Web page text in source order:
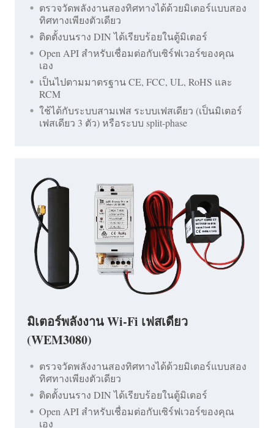
ตรวจวัดพลังงานสองทิศทางได้ด้วยมิเตอร์แบบสอง
ทิศทางเพียงตัวเดียว
ติดตั้งบนราง DIN ได้เรียบร้อยในตู้มิเตอร์
Open API สำหรับเชื่อมต่อกับเซิร์ฟเวอร์ของคุณ
เอง
เป็นไปตามมาตรฐาน CE, FCC, UL, RoHS และ
RCM
ใช้ได้กับระบบสามเฟส ระบบเฟสเดียว (เป็นมิเตอร์
เฟสเดียว 3 ตัว) หรือระบบ split-phase
มิเตอร์พลังงาน Wi-Fi เฟสเดียว
(WEM3080)
ตรวจวัดพลังงานสองทิศทางได้ด้วยมิเตอร์แบบสอง
ทิศทางเพียงตัวเดียว
ติดตั้งบนราง DIN ได้เรียบร้อยในตู้มิเตอร์
Open API สำหรับเชื่อมต่อกับเซิร์ฟเวอร์ของคุณ
เอง